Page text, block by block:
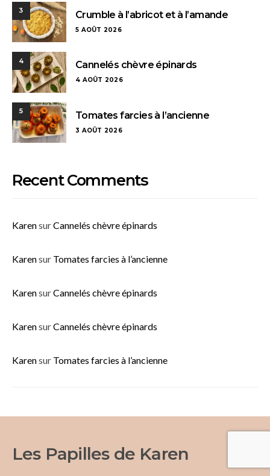
3 Crumble à l’abricot et à l’amande
5 AOÛT 2026
4 Cannelés chèvre épinards
4 AOÛT 2026
5 Tomates farcies à l’ancienne
3 AOÛT 2026
Recent Comments
KarensurCannelés chèvre épinards
Karensur Tomates farcies à l’ancienne
KarensurCannelés chèvre épinards
KarensurCannelés chèvre épinards
Karensur Tomates farcies à l’ancienne
Les Papilles de Karen